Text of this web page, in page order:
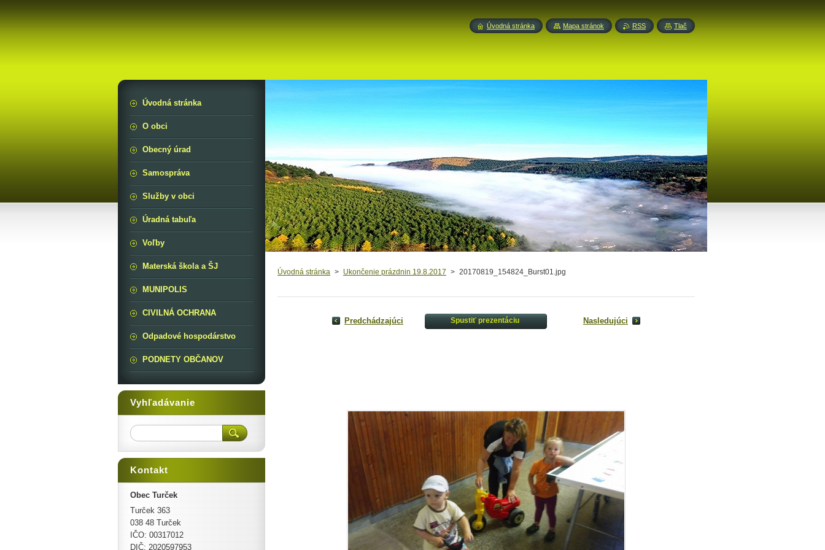
Úvodná stránka > Ukončenie prázdnin 19.8.2017 > 20170819_154824_Burst01.jpg
Predchádzajúci Spustiť prezentáciu Nasledujúci
Úvodná stránka
O obci
Obecný úrad
Samospráva
Služby v obci
Úradná tabuľa
Voľby
Materská škola a ŠJ
MUNIPOLIS
CIVILNÁ OCHRANA
Odpadové hospodárstvo
PODNETY OBČANOV
Vyhľadávanie
Kontakt
Obec Turček
Turček 363
038 48 Turček
IČO: 00317012
DIČ: 2020597953
Úvodná stránka Mapa stránok RSS Tlač